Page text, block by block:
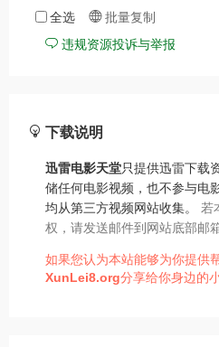
全选
批量复制
违规资源投诉与举报
下载说明
迅雷电影天堂只提供迅雷下载
储任何电影视频，也不参与电
均从第三方视频网站收集。 若
权，请发送邮件到网站底部邮
如果您认为本站能够为你提供
XunLei8.org分享给你身边的